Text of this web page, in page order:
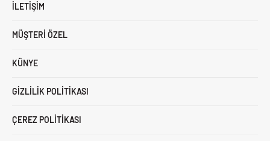
İLETIŞIM
MÜŞTERI ÖZEL
KÜNYE
GIZLILIK POLITIKASI
ÇEREZ POLITIKASI